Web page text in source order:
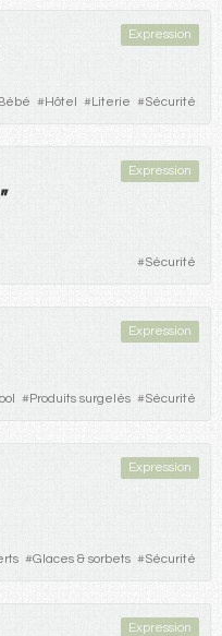
Expression
#Hôtel #Literie #Sécurité
Expression
"
#Sécurité
Expression
#Produits surgelés #Sécurité
Expression
#Glaces & sorbets #Sécurité
Expression